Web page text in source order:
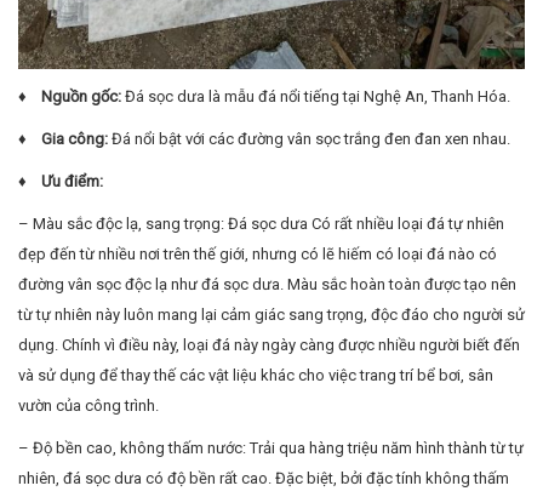
♦ Nguồn gốc: Đá sọc dưa là mẫu đá nổi tiếng tại Nghệ An, Thanh Hóa.
♦ Gia công: Đá nổi bật với các đường vân sọc trắng đen đan xen nhau.
♦ Ưu điểm:
– Màu sắc độc lạ, sang trọng: Đá sọc dưa Có rất nhiều loại đá tự nhiên
đẹp đến từ nhiều nơi trên thế giới, nhưng có lẽ hiếm có loại đá nào có
đường vân sọc độc lạ như đá sọc dưa. Màu sắc hoàn toàn được tạo nên
từ tự nhiên này luôn mang lại cảm giác sang trọng, độc đáo cho người sử
dụng. Chính vì điều này, loại đá này ngày càng được nhiều người biết đến
và sử dụng để thay thế các vật liệu khác cho việc trang trí bể bơi, sân
vườn của công trình.
– Độ bền cao, không thấm nước: Trải qua hàng triệu năm hình thành từ tự
nhiên, đá sọc dưa có độ bền rất cao. Đặc biệt, bởi đặc tính không thấm